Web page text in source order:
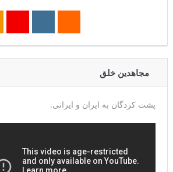
مجاهدین خلق
پشت کردگان به ایران و ایرانی.